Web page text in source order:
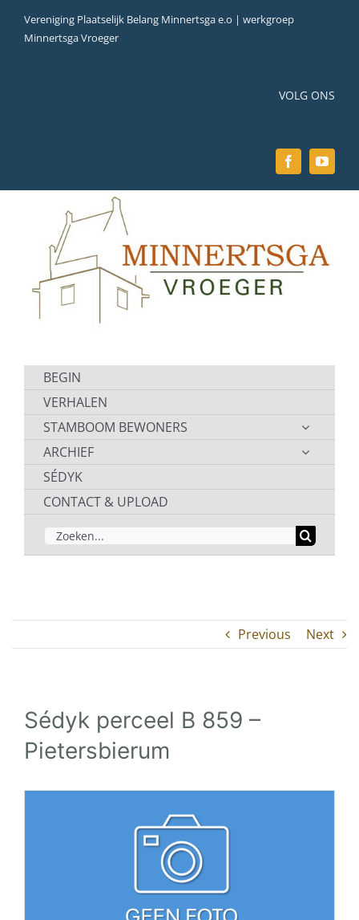
naar
Vereniging Plaatselijk Belang Minnertsga e.o | werkgroep
Minnertsga Vroeger
VOLG ONS
BEGIN
VERHALEN
STAMBOOM BEWONERS
ARCHIEF
SÉDYK
CONTACT & UPLOAD
ZOEKEN
NAAR:
Previous Next
Sédyk perceel B 859 –
Pietersbierum